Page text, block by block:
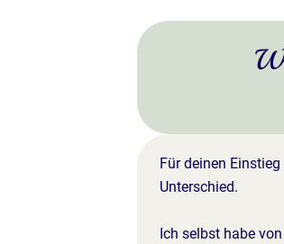
Für deinen
Unterschied.
Ich selbst habe